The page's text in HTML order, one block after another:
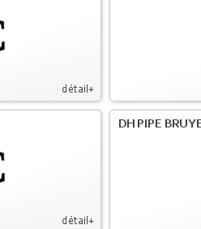
détail+
détail+
DH PIPE